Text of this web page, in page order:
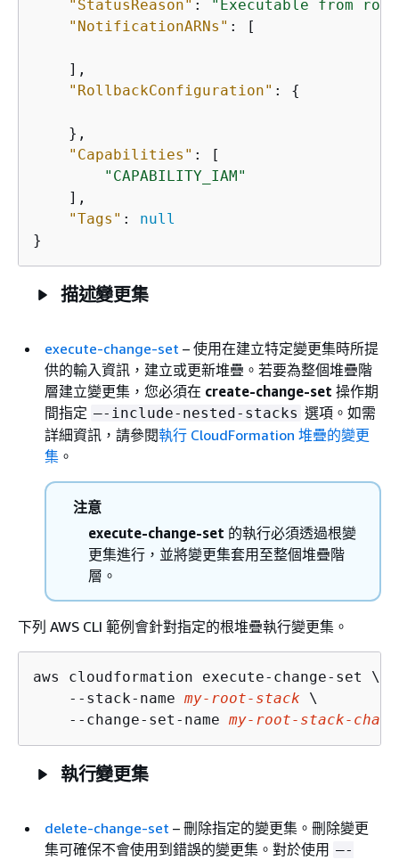
"StatusReason" :
"Executable from
"NotificationARNs" : [
    ],
"RollbackConfiguration" : {
    },
"Capabilities" : [
"CAPABILITY_IAM"
    ],
"Tags" : null
}
描述變更集
execute-change-set – 使用在建立特定變更集時所提
供的輸入資訊，建立或更新堆疊。若要為整個堆疊階
層建立變更集，您必須在 create-change-set 操作期
間指定 –-include-nested-stacks 選項。如需
詳細資訊，請參閱執行 CloudFormation 堆疊的變更
集 。
注意
execute-change-set 的執行必須透過根變
更集進行，並將變更集套用至整個堆疊階
層。
下列 AWS CLI 範例會針對指定的根堆疊執行變更集。
aws cloudformation execute-change-set \
    --stack-name
my-root-stack \
    --change-set-name
my-root-stack-
執行變更集
delete-change-set – 刪除指定的變更集。刪除變更
集可確保不會使用到錯誤的變更集。對於使用 –-